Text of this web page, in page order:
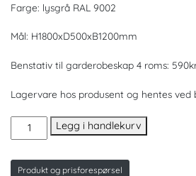
Farge: lysgrå RAL 9002
Mål: H1800xD500xB1200mm
Benstativ til garderobeskap 4 roms:
Lagervare hos produsent og hentes ved
Garderobeskap
4
antall
Legg i handlekurv
Produkt og prisforespørsel